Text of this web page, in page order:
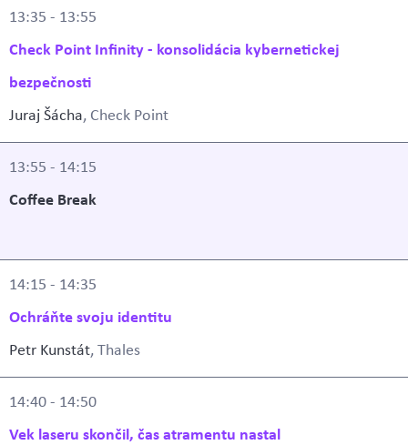
13:35 - 13:55
Check Point Infinity - konsolidácia kybernetickej
bezpečnosti
Juraj Šácha, Check Point
13:55 - 14:15
Coffee Break
14:15 - 14:35
Ochráňte svoju identitu
Petr Kunstát, Thales
14:40 - 14:50
Vek laseru skončil, čas atramentu nastal